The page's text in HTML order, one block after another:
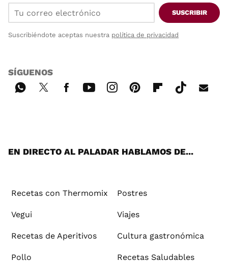
SUSCRIBIR
Suscribiéndote aceptas nuestra política de privacidad
SÍGUENOS
EN DIRECTO AL PALADAR HABLAMOS DE...
Recetas con Thermomix Postres
Vegui Viajes
Recetas de Aperitivos Cultura gastronómica
Pollo Recetas Saludables